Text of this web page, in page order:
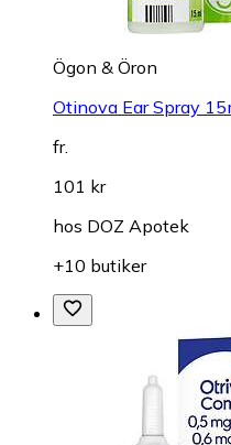
Ögon & Öron
Otinova Ear Spray
fr.
101 kr
hos DOZ Apotek
+10 butiker